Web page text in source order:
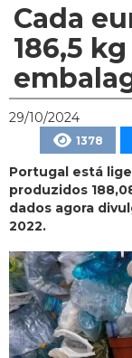
Cada
186,5
29/10/2024
1378
Portugal está
produzidos
dados agora
2022.